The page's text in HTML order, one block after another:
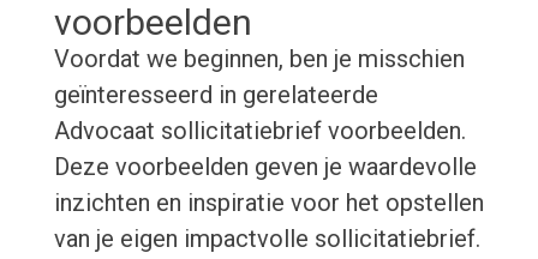
voorbeelden
Voordat we beginnen, ben je misschien
geïnteresseerd in gerelateerde
Advocaat sollicitatiebrief voorbeelden.
Deze voorbeelden geven je waardevolle
inzichten en inspiratie voor het opstellen
van je eigen impactvolle sollicitatiebrief.